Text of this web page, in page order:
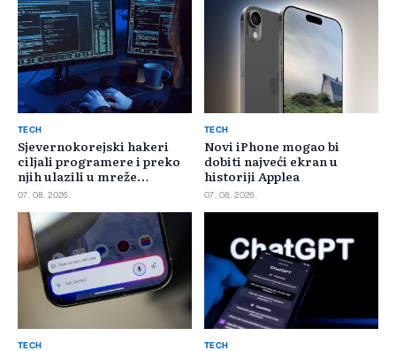
TECH
Sjevernokorejski hakeri
ciljali programere i preko
njih ulazili u mreže
kompanija
07. 08. 2026.
TECH
Novi iPhone mogao bi
dobiti najveći ekran u
historiji Applea
07. 08. 2026.
TECH TECH